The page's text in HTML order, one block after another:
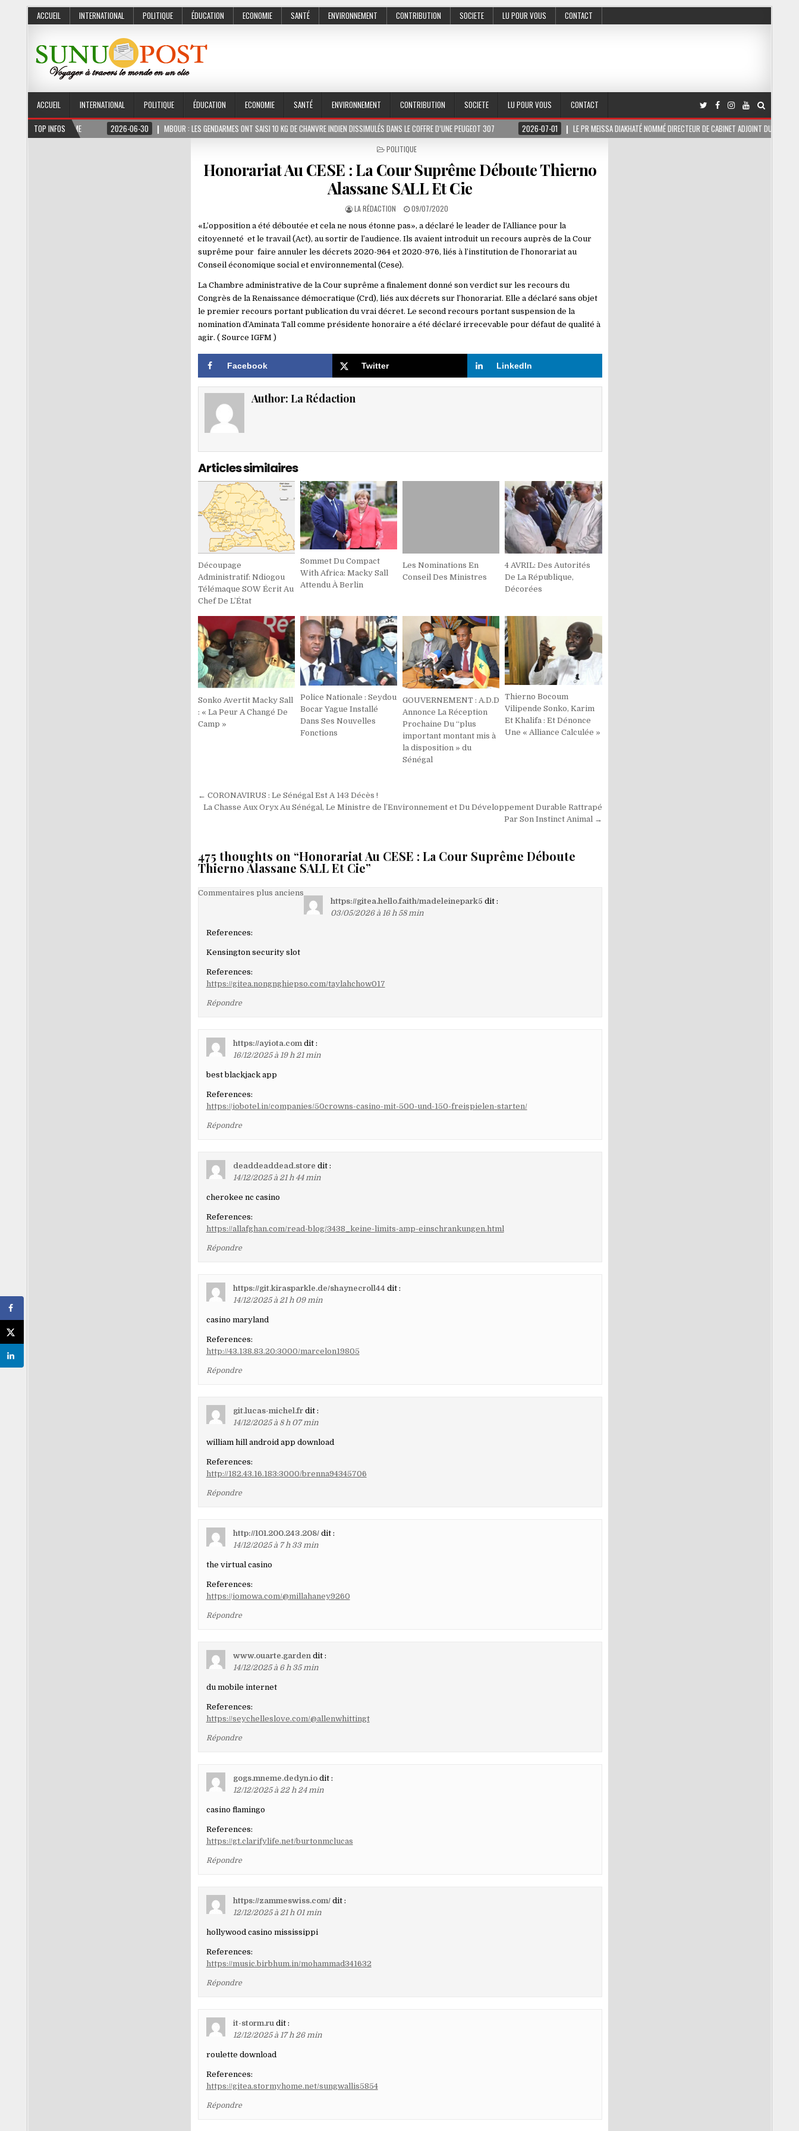
ACCUEIL INTERNATIONAL POLITIQUE ÉDUCATION ECONOMIE SANTÉ ENVIRONNEMENT CONTRIBUTION SOCIETE LU POUR VOUS CONTACT
ACCUEIL INTERNATIONAL POLITIQUE ÉDUCATION ECONOMIE SANTÉ ENVIRONNEMENT CONTRIBUTION SOCIETE LU POUR VOUS
CONTACT
TOP INFOS2026-06-30 MBOUR : LES GENDARMES ONT SAISI 10 KG DE CHANVRE INDIEN DISSIMULÉS DANS LE COFFRE D’UNE PEUGEOT 307 2026-07-01 LE PR MEISSA DIAKHATÉ NOMMÉ DIRECTEUR DE CABINET ADJOINT DU PRÉSIDENT DE LA
POSTED
POLITIQUE
Honorariat Au CESE : La Cour Suprême Déboute Thierno
Alassane SALL Et Cie
LA RÉDACTION 09/07/2020
«L’opposition a été déboutée et cela ne nous étonne pas», a déclaré le leader de l’Alliance pour la
citoyenneté et le travail (Act), au sortir de l’audience. Ils avaient introduit un recours auprès de la Cour
suprême pour faire annuler les décrets 2020-964 et 2020-976, liés à l’institution de l’honorariat au
Conseil économique social et environnemental (Cese).
La Chambre administrative de la Cour suprême a finalement donné son verdict sur les recours du
Congrès de la Renaissance démocratique (Crd), liés aux décrets sur l’honorariat. Elle a déclaré sans objet
le premier recours portant publication du vrai décret. Le second recours portant suspension de la
nomination d’Aminata Tall comme présidente honoraire a été déclaré irrecevable pour défaut de qualité à
agir. ( Source IGFM )
Facebook Twitter LinkedIn
Author: La Rédaction
Articles similaires
Découpage
Administratif: Ndiogou
Télémaque SOW Écrit Au
Chef De L’État
Sommet Du Compact
With Africa: Macky Sall
Attendu À Berlin
Les Nominations En
Conseil Des Ministres
4 AVRIL: Des Autorités
De La République,
Décorées
Sonko Avertit Macky Sall
: « La Peur A Changé De
Camp »
Police Nationale : Seydou
Bocar Yague Installé
Dans Ses Nouvelles
Fonctions
GOUVERNEMENT : A.D.D
Annonce La Réception
Prochaine Du ‘‘plus
important montant mis à
la disposition » du
Sénégal
Thierno Bocoum
Vilipende Sonko, Karim
Et Khalifa : Et Dénonce
Une « Alliance Calculée »
Navigation
de
← CORONAVIRUS : Le Sénégal Est A 143 Décès !
La Chasse Aux Oryx Au Sénégal, Le Ministre de l’Environnement et Du Développement Durable Rattrapé
Par Son Instinct Animal →
475 thoughts on “Honorariat Au CESE : La Cour Suprême Déboute
Thierno Alassane SALL Et Cie”
Navigation
les
commentaires
Commentaires plus anciens
https://gitea.hello.faith/madeleinepark5 dit :
03/05/2026 à 16 h 58 min
References:
Kensington security slot
References:
https://gitea.nongnghiepso.com/taylahchow017
Répondre
https://ayiota.com dit :
16/12/2025 à 19 h 21 min
best blackjack app
References:
https://jobotel.in/companies/50crowns-casino-mit-500-und-150-freispielen-starten/
Répondre
deaddeaddead.store dit :
14/12/2025 à 21 h 44 min
cherokee nc casino
References:
https://allafghan.com/read-blog/3438_keine-limits-amp-einschrankungen.html
Répondre
https://git.kirasparkle.de/shaynecroll44 dit :
14/12/2025 à 21 h 09 min
casino maryland
References:
http://43.138.83.20:3000/marcelon19805
Répondre
git.lucas-michel.fr dit :
14/12/2025 à 8 h 07 min
william hill android app download
References:
http://182.43.16.183:3000/brenna94345706
Répondre
http://101.200.243.208/ dit :
14/12/2025 à 7 h 33 min
the virtual casino
References:
https://jomowa.com/@millahaney9260
Répondre
www.ouarte.garden dit :
14/12/2025 à 6 h 35 min
du mobile internet
References:
https://seychelleslove.com/@allenwhittingt
Répondre
gogs.mneme.dedyn.io dit :
12/12/2025 à 22 h 24 min
casino flamingo
References:
https://gt.clarifylife.net/burtonmclucas
Répondre
https://zammeswiss.com/ dit :
12/12/2025 à 21 h 01 min
hollywood casino mississippi
References:
https://music.birbhum.in/mohammad341632
Répondre
it-storm.ru dit :
12/12/2025 à 17 h 26 min
roulette download
References:
https://gitea.stormyhome.net/sungwallis5854
Répondre